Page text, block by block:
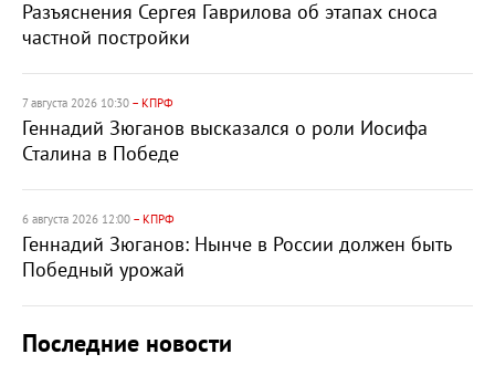
Разъяснения Сергея Гаврилова об этапах сноса
частной постройки
7 августа 2026 10:30 – КПРФ
Геннадий Зюганов высказался о роли Иосифа
Сталина в Победе
6 августа 2026 12:00 – КПРФ
Геннадий Зюганов: Нынче в России должен быть
Победный урожай
Последние новости